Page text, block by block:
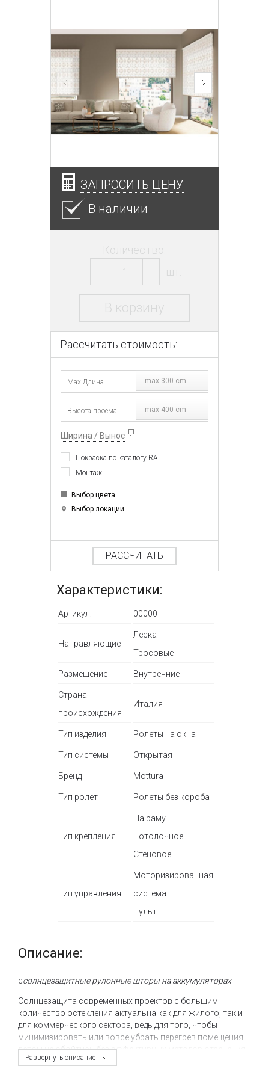
ЗАПРОСИТЬ ЦЕНУ
В наличии
Количество:
шт.
В корзину
Рассчитать стоимость:
max 300 cm
max 400 cm
Ширина / Вынос
Покраска по каталогу RAL
Монтаж
Выбор цвета
Выбор локации
РАССЧИТАТЬ
Характеристики:
Артикул: 00000
Направляющие
Леска
Тросовые
Размещение Внутренние
Страна
происхождения
Италия
Тип изделия Ролеты на окна
Тип системы Открытая
Бренд Mottura
Тип ролет Ролеты без короба
Тип крепления
На раму
Потолочное
Стеновое
Тип управления
Моторизированная
система
Пульт
Развернуть описание
Описание:
ссолнцезащитные рулонные шторы на аккумуляторах
Солнцезащита современных проектов с большим
количество остекления актуальна как для жилого, так и
для коммерческого сектора, ведь для того, чтобы
минимизировать или вовсе убрать перегрев помещения
летом не обойтись без эффективных методов отсечения
солнечного тепла и тканевые ролеты – один из